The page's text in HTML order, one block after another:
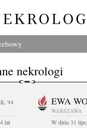
nekrologi
94
lat
EWA
WARSZAWA
W dniu 31